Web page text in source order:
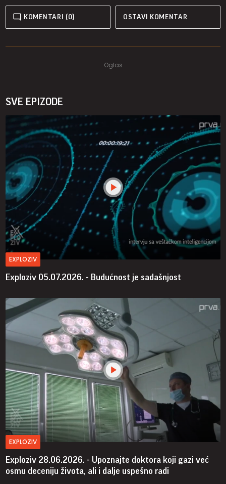
KOMENTARI (0) OSTAVI KOMENTAR
SVE EPIZODE
EXPLOZIV
Exploziv 05.07.2026. - Budućnost je sadašnjost
EXPLOZIV
Exploziv 28.06.2026. - Upoznajte doktora koji gazi već
osmu deceniju života, ali i dalje uspešno radi